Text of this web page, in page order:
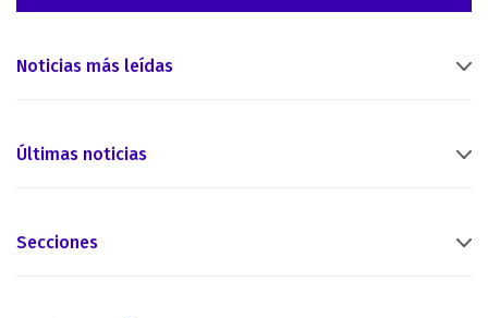
Noticias más leídas
Últimas noticias
Secciones